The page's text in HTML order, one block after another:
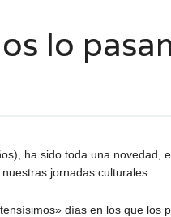
lo
ha sido toda una novedad,
jornadas culturales.
días en los que los